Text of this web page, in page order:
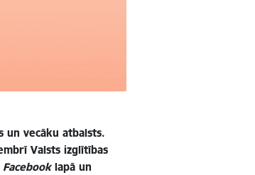
un vecāku atbalsts.
Valsts izglītības
Facebooklapā un